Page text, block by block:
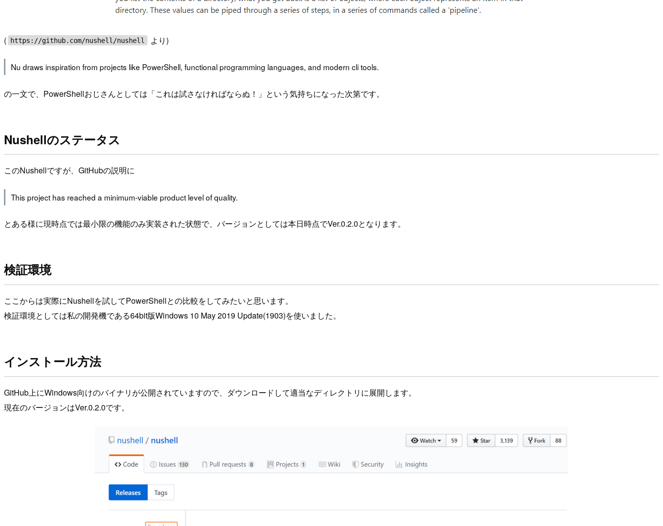
( https://github.com/nushell/nushell より)
Nu draws inspiration from projects like PowerShell, functional programming languages, and modern cli tools.
の一文で、PowerShellおじさんとしては「これは試さなければならぬ！」という気持ちになった次第です。
Nushellのステータス
このNushellですが、GitHubの説明に
This project has reached a minimum-viable product level of quality.
とある様に現時点では最小限の機能のみ実装された状態で、バージョンとしては本日時点でVer.0.2.0となります。
検証環境
ここからは実際にNushellを試してPowerShellとの比較をしてみたいと思います。
検証環境としては私の開発機である64bit版Windows 10 May 2019 Update(1903)を使いました。
インストール方法
GitHub上にWindows向けのバイナリが公開されていますので、ダウンロードして適当なディレクトリに展開します。
現在のバージョンはVer.0.2.0です。